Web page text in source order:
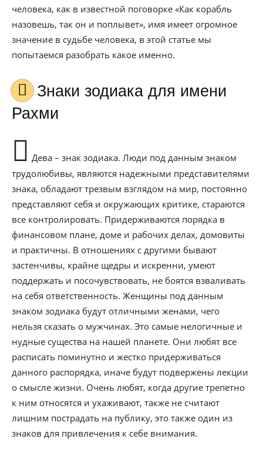
человека, как в известной поговорке «Как корабль
назовешь, так он и поплывет», имя имеет огромное
значение в судьбе человека, в этой статье мы
попытаемся разобрать какое именно.
Знаки зодиака для имени
Рахми
Дева – знак зодиака. Люди под данным знаком
трудолюбивы, являются надежными представителями
знака, обладают трезвым взглядом на мир, постоянно
представляют себя и окружающих критике, стараются
все контролировать. Придерживаются порядка в
финансовом плане, доме и рабочих делах, домовиты
и практичны. В отношениях с другими бывают
застенчивы, крайне щедры и искренни, умеют
поддержать и посочувствовать, не боятся взваливать
на себя ответственность. Женщины под данным
знаком зодиака будут отличными женами, чего
нельзя сказать о мужчинах. Это самые нелогичные и
нудные существа на нашей планете. Они любят все
расписать поминутно и жестко придерживаться
данного распорядка, иначе будут подвержены лекции
о смысле жизни. Очень любят, когда другие трепетно
к ним относятся и ухаживают, также не считают
лишним пострадать на публику, это также один из
знаков для привлечения к себе внимания.